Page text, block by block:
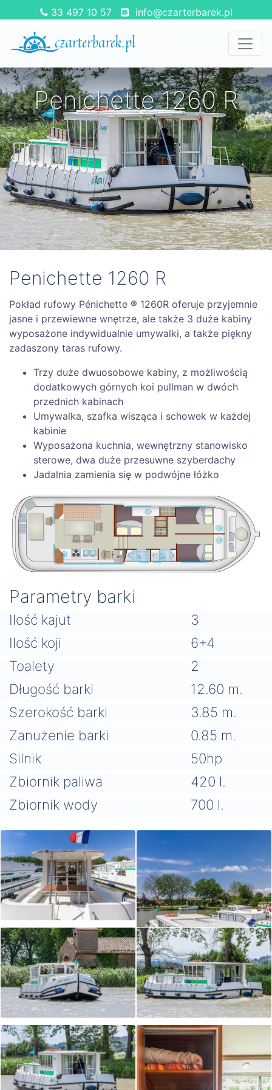
33 497 10 57 info@czarterbarek.pl
Penichette 1260 R
Penichette 1260 R
Pokład rufowy Pénichette ® 1260R oferuje przyjemnie
jasne i przewiewne wnętrze, ale także 3 duże kabiny
wyposażone indywidualnie umywalki, a także piękny
zadaszony taras rufowy.
Trzy duże dwuosobowe kabiny, z możliwością
dodatkowych górnych koi pullman w dwóch
przednich kabinach
Umywalka, szafka wisząca i schowek w każdej
kabinie
Wyposażona kuchnia, wewnętrzny stanowisko
sterowe, dwa duże przesuwne szyberdachy
Jadalnia zamienia się w podwójne łóżko
Parametry barki
Ilość kajut
3
Ilość koji
6+4
Toalety
2
Długość barki
12.60 m.
Szerokość barki
3.85 m.
Zanużenie barki
0.85 m.
Silnik
50hp
Zbiornik paliwa
420 l.
Zbiornik wody
700 l.